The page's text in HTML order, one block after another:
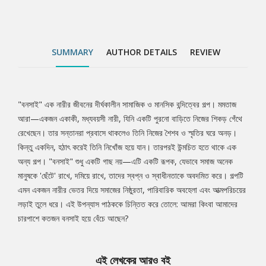
SUMMARY AUTHOR DETAILS REVIEW
Tab
Article
"বনসাই" এক নারীর জীবনের দীর্ঘকালীন সামাজিক ও মানসিক বন্দিত্বের গল্প। মমতাজ
আরা—একজন একাকী, মধ্যবয়সী নারী, যিনি একটি পুরনো বাড়িতে নিজের শিকড় গেঁথে
রেখেছেন। তার সন্তানরা প্রবাসে থাকলেও তিনি নিজের শৈশব ও স্মৃতির ঘরে অনড়।
কিন্তু একদিন, হঠাৎ করেই তিনি নিখোঁজ হয়ে যান। তারপরই উন্মচিত হতে থাকে এক
অন্য গল্প। "বনসাই" শুধু একটি গাছ নয়—এটি একটি রূপক, যেভাবে সমাজ অনেক
মানুষকে 'ছেঁটে' রাখে, দমিয়ে রাখে, তাদের স্বপ্ন ও স্বাধীনতাকে অবদমিত করে। গল্পটি
এমন একজন নারীর ভেতর দিয়ে সমাজের নিষ্ঠুরতা, পারিবারিক অবহেলা এবং আত্মপরিচয়ের
লড়াই তুলে ধরে। এই উপন্যাস পাঠককে চিন্তিত করে তোলে: আমরা কিংবা আমাদের
চারপাশে কতজন বনসাই হয়ে বেঁচে আছেন?
এই লেখকের আরও বই